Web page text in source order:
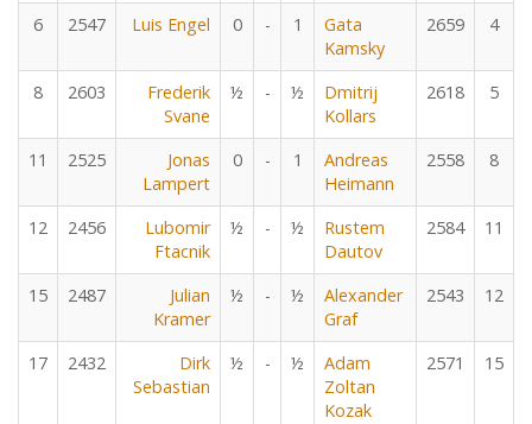
6 2547 Luis Engel 0 - 1
Gata
Kamsky
2659 4
8 2603
Frederik
Svane
½ - ½
Dmitrij
Kollars
2618 5
11 2525
Jonas
Lampert
0 - 1
Andreas
Heimann
2558 8
12 2456
Lubomir
Ftacnik
½ - ½
Rustem
Dautov
2584 11
15 2487
Julian
Kramer
½ - ½
Alexander
Graf
2543 12
17 2432
Dirk
Sebastian
½ - ½
Adam
Zoltan
Kozak
2571 15